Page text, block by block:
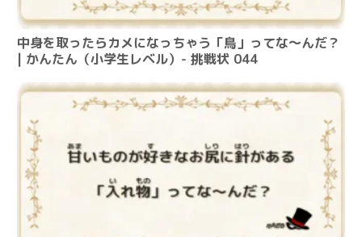
中身を取ったらカメになっちゃう「鳥」ってな～んだ？
| かんたん（小学生レベル）- 挑戦状 044